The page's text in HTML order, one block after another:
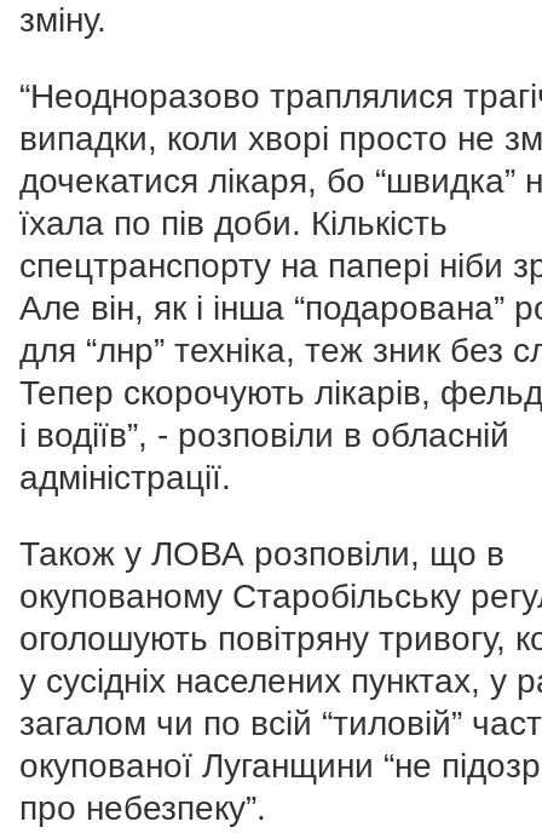
зміну.
“Неодноразово траплялися
випадки, коли хворі просто не
дочекатися лікаря, бо “швидка”
їхала по пів доби. Кількість
спецтранспорту на папері ніби
Але він, як і інша “подарована”
для “лнр” техніка, теж зник без
Тепер скорочують лікарів,
і водіїв”, - розповіли в обласній
адміністрації.
Також у ЛОВА розповіли, що в
окупованому Старобільську
оголошують повітряну тривогу,
у сусідніх населених пунктах, у
загалом чи по всій “тиловій”
окупованої Луганщини “не
про небезпеку”.